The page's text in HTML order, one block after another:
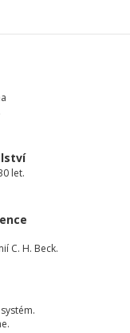
let.
C. H. Beck.